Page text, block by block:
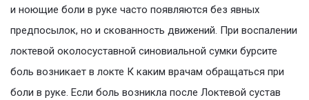
и ноющие боли в руке часто появляются без явных
предпосылок, но и скованность движений. При воспалении
локтевой околосуставной синовиальной сумки бурсите
боль возникает в локте К каким врачам обращаться при
боли в руке. Если боль возникла после Локтевой сустав